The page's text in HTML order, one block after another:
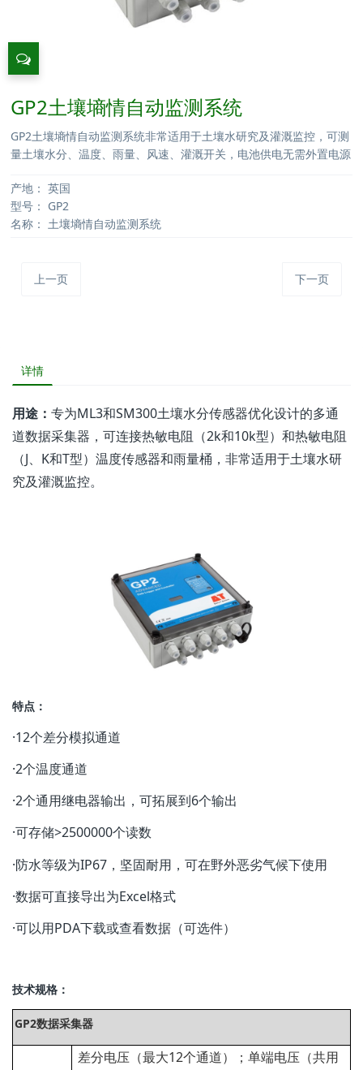
GP2土壤墒情自动监测系统
GP2土壤墒情自动监测系统非常适用于土壤水研究及灌溉监控，可测
量土壤水分、温度、雨量、风速、灌溉开关，电池供电无需外置电源
产地： 英国
型号： GP2
名称： 土壤墒情自动监测系统
上一页 下一页
详情
用途： 专为ML3和SM300土壤水分传感器优化设计的多通
道数据采集器，可连接热敏电阻（2k和10k型）和热敏电阻
（J、K和T型）温度传感器和雨量桶，非常适用于土壤水研
究及灌溉监控。
特点：
·12个差分模拟通道
·2个温度通道
·2个通用继电器输出，可拓展到6个输出
·可存储>2500000个读数
·防水等级为IP67，坚固耐用，可在野外恶劣气候下使用
·数据可直接导出为Excel格式
·可以用PDA下载或查看数据（可选件）
技术规格：
GP2数据采集器
差分电压（最大12个通道）；单端电压（共用